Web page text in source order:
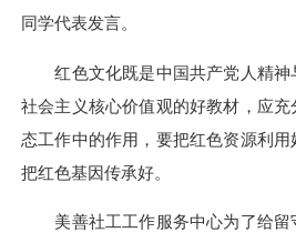
同学代表发言。
红色文化既是中国共产党人精
社会主义核心价值观的好教材，应
态工作中的作用，要把红色资源利用
把红色基因传承好。
美善社工工作服务中心为了给